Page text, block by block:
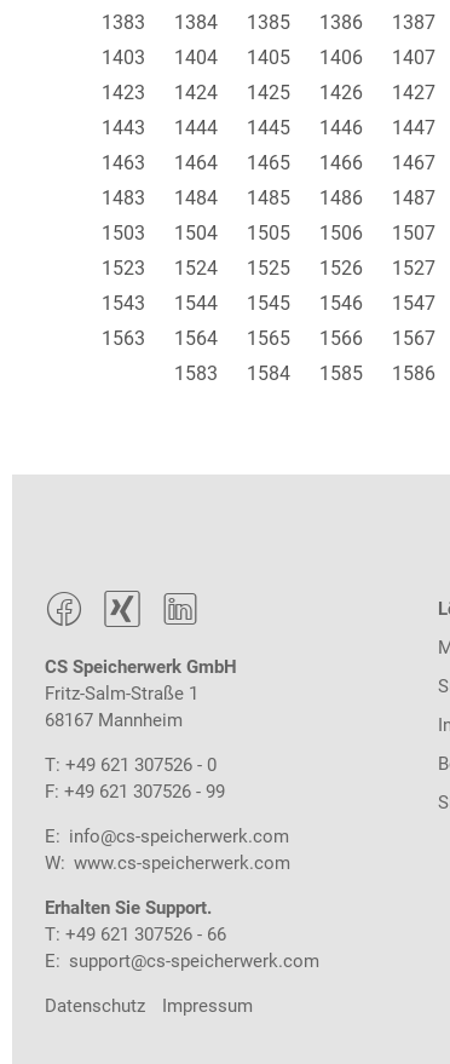
1383
1384 1385 1386 1387
1403
1404 1405 1406 1407
1423
1424 1425 1426 1427
1443
1444 1445 1446 1447
1463
1464 1465 1466 1467
1483
1484 1485 1486 1487
1503
1504 1505 1506 1507
1523
1524 1525 1526 1527
1543
1544 1545 1546 1547
1563
1564 1565 1566 1567
1583
1584 1585 1586
  
CS Speicherwerk GmbH
Fritz-Salm-Straße 1
68167 Mannheim
T: +49 621 307526 - 0
F: +49 621 307526 - 99
E: info@cs-speicherwerk.com
W: www.cs-speicherwerk.com
Erhalten Sie Support.
T: +49 621 307526 - 66
E: support@cs-speicherwerk.com
Datenschutz Impressum